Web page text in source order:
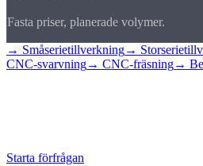
Fasta priser, planerade volymer.
→ Småserietillverkning→
CNC-svarvning→ CNC-fräsning→
Starta förfrågan